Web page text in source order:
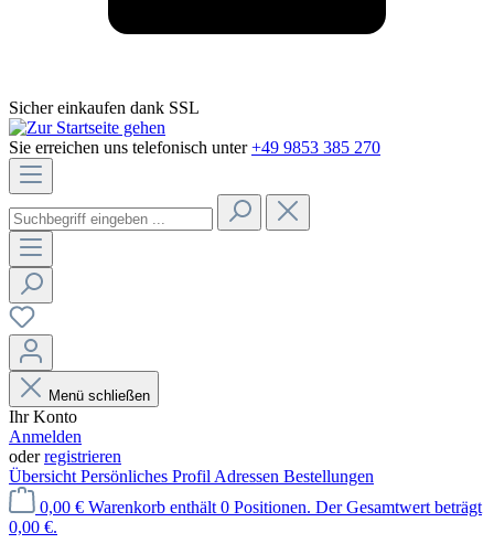
Sicher einkaufen dank SSL
Sie erreichen uns telefonisch unter +49 9853 385 270
Menü schließen
Ihr Konto
Anmelden
oderregistrieren
Übersicht Persönliches Profil Adressen Bestellungen
0,00 € Warenkorb enthält 0 Positionen. Der Gesamtwert beträgt
0,00 €.